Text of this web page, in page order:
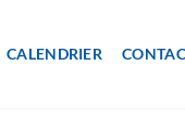
CALENDRIER